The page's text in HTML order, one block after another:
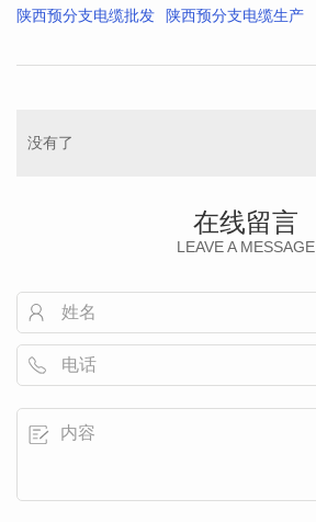
陕西预分支电缆批发
陕西预分支电缆生产
没有了
在线留言
LEAVE A MESSAGE